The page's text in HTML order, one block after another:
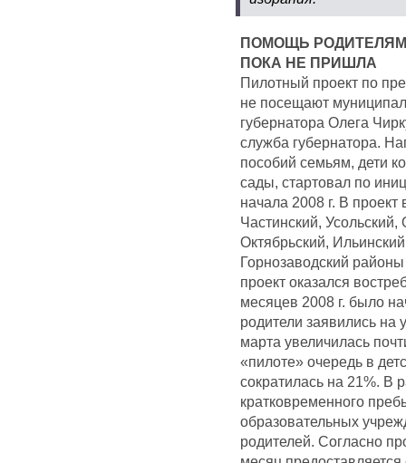
ПОМОЩЬ
ПОКА НЕ ПРИШЛА
Пилотный проект по
не посещают
губернатора Олега
служба губернатора.
пособий семьям, дети
сады, стартовал по
начала 2008 г. В
Частинский,
Октябрьский,
Горнозаводский
проект оказался
месяцев 2008 г. было
родители заявились на
марта увеличилась
«пилоте» очередь в
сократилась на 21%. В
кратковременного
образовательных
родителей. Согласно